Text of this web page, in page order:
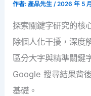
作者:產品先生/2026 年 5
探索關鍵字研究的核
除個人化干擾，深度
區分大字與精準關鍵
Google 搜尋結果背
基礎。